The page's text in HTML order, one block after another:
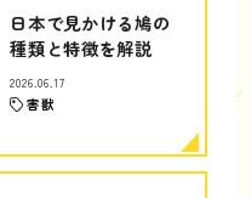
日本で見かける鳩の
種類と特徴を解説
2026.06.17
害獣